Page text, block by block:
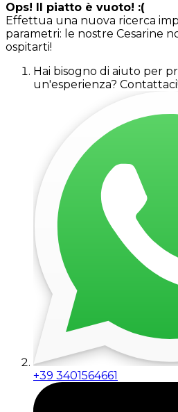
Ops! Il piatto è vuoto! :(
Effettua una nuova ricerca
parametri: le nostre Cesarine
ospitarti!
Hai bisogno di aiuto per
un'esperienza? Contattaci!
+39 3401564661